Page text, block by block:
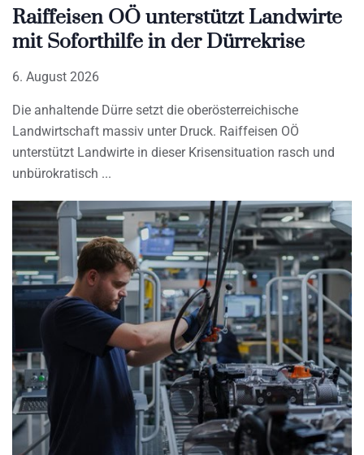
Raiffeisen OÖ unterstützt Landwirte
mit Soforthilfe in der Dürrekrise
6. August 2026
Die anhaltende Dürre setzt die oberösterreichische
Landwirtschaft massiv unter Druck. Raiffeisen OÖ
unterstützt Landwirte in dieser Krisensituation rasch und
unbürokratisch